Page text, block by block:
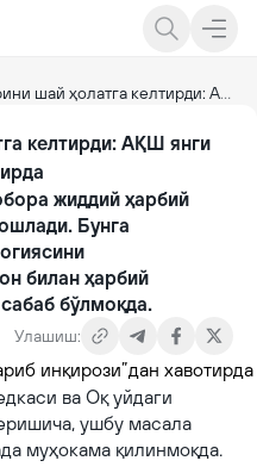
келтирди: АҚШ янги “Кариб инқирози”дан хавотирда
келтирди: АҚШ янги
жиддий ҳарбий
Бунга
билан ҳарбий
бўлмоқда.
Улашиш:
ва Оқ уйдаги
ушбу масала
муҳокама қилинмоқда.